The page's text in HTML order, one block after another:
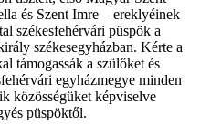
és Szent Imre – ereklyéinek
székesfehérvári püspök a
székesegyházban. Kérte a
támogassák a szülőket és
egyházmegye minden
közösségüket képviselve
püspöktől.